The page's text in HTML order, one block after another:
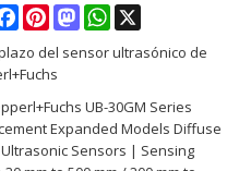
FacebookPinterestMastodonWhatsApp
del sensor ultrasónico de
UB-30GM Series
Expanded Models Diffuse
Sensors | Sensing